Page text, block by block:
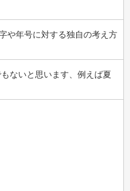
や年号に対する独自の考え方
ないと思います、例えば夏